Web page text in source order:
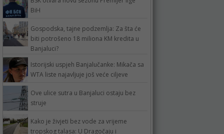
BiH
Gospodska, tajne podzemlja: Za šta će
biti potrošeno 18 miliona KM kredita u
Banjaluci?
Istorijski uspjeh Banjalučanke: Mikača sa
WTA liste najavljuje još veće ciljeve
Ove ulice sutra u Banjaluci ostaju bez
struje
Kako je živjeti bez vode za vrijeme
tropskog talasa: U Dragočaju i